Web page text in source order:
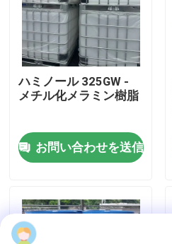
ビデオ
企業情報
品質管理
お問い合わせ
ハミノール 325GW -
メチル化メラミン樹脂
お問い合わせを送信